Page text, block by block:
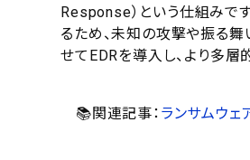
Response）という仕組みで
るため、未知の攻撃や振る舞
せてEDRを導入し、より多層
📚関連記事： ランサムウ